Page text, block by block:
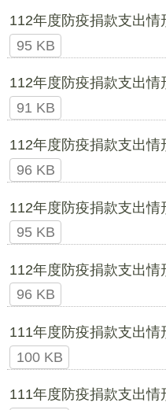
112年度防疫捐款支出情
95 KB
112年度防疫捐款支出情
91 KB
112年度防疫捐款支出情
96 KB
112年度防疫捐款支出情
95 KB
112年度防疫捐款支出情
96 KB
111年度防疫捐款支出情
100 KB
111年度防疫捐款支出情